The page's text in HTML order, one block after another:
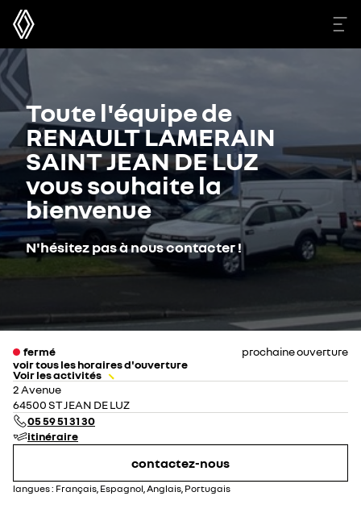
Toute l'équipe de
RENAULT LAMERAIN
SAINT JEAN DE LUZ
vous souhaite la
bienvenue
N'hésitez pas à nous contacter !
fermé
prochaine ouverture
voir tous les horaires d'ouverture
lundi
mardi
mercredi
jeudi
vendredi
Voir les activités
2 Avenue
64500 ST JEAN DE LUZ
05 59 51 31 30
itinéraire
contactez-nous
langues : Français, Espagnol, Anglais, Portugais